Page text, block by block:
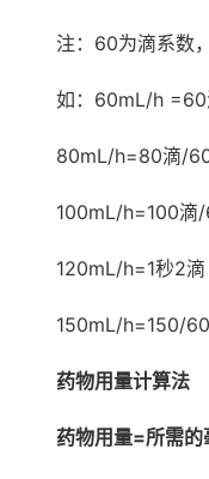
注：60为滴系数
如：60mL/h =60
80mL/h=80滴/
100mL/h=100滴
120mL/h=1秒2滴
150mL/h=150/
药物用量计算法
药物用量=所需